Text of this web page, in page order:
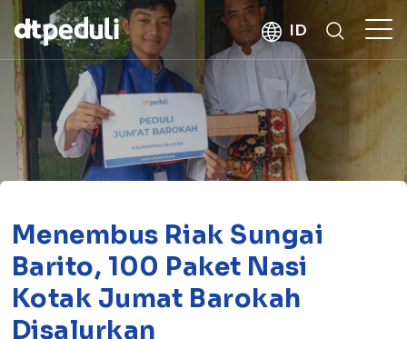
kebaikan
ID
Menembus Riak Sungai
Barito, 100 Paket Nasi
Kotak Jumat Barokah
Disalurkan